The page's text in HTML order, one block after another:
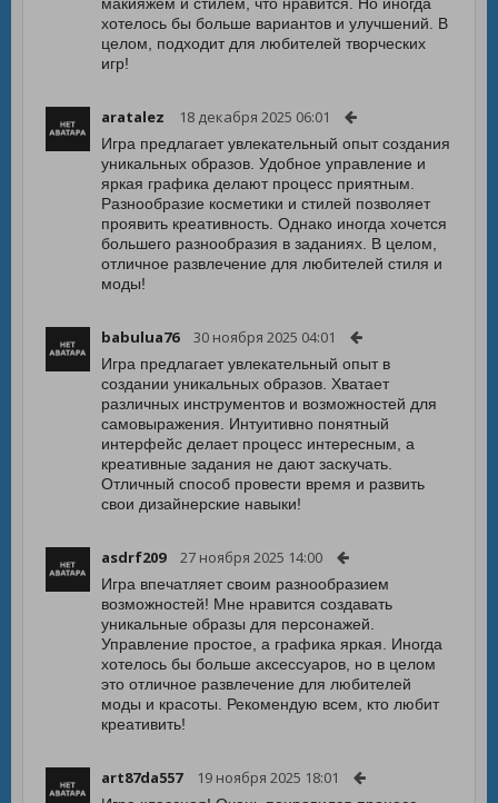
хотелось бы больше вариантов и улучшений. В
целом, подходит для любителей творческих
игр!
aratalez 18 декабря 2025 06:01
Игра предлагает увлекательный опыт создания
уникальных образов. Удобное управление и
яркая графика делают процесс приятным.
Разнообразие косметики и стилей позволяет
проявить креативность. Однако иногда хочется
большего разнообразия в заданиях. В целом,
отличное развлечение для любителей стиля и
моды!
babulua76 30 ноября 2025 04:01
Игра предлагает увлекательный опыт в
создании уникальных образов. Хватает
различных инструментов и возможностей для
самовыражения. Интуитивно понятный
интерфейс делает процесс интересным, а
креативные задания не дают заскучать.
Отличный способ провести время и развить
свои дизайнерские навыки!
asdrf209 27 ноября 2025 14:00
Игра впечатляет своим разнообразием
возможностей! Мне нравится создавать
уникальные образы для персонажей.
Управление простое, а графика яркая. Иногда
хотелось бы больше аксессуаров, но в целом
это отличное развлечение для любителей
моды и красоты. Рекомендую всем, кто любит
креативить!
art87da557 19 ноября 2025 18:01